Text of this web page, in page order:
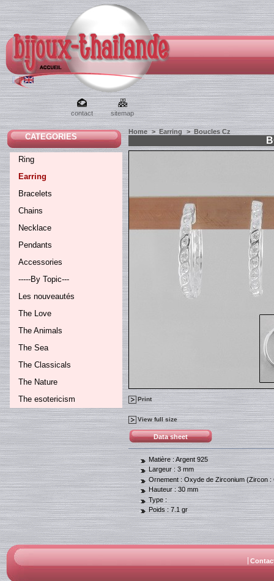
contact sitemap
CATEGORIES
Ring
Earring
Bracelets
Chains
Necklace
Pendants
Accessories
-----By Topic---
Les nouveautés
The Love
The Animals
The Sea
The Classicals
The Nature
The esotericism
Home > Earring > Boucles Cz
Print
View full size
Data sheet
Matière : Argent 925
Largeur :3 mm
Ornement :Oxyde de Zirconium (Zircon :
Hauteur :30 mm
Type :
Poids :7.1 gr